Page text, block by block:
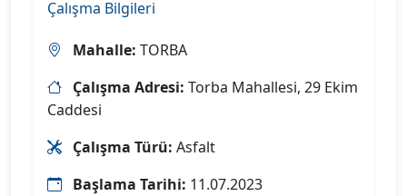
Çalışma Bilgileri
Mahalle: TORBA
Çalışma Adresi: Torba Mahallesi, 29 Ekim
Caddesi
Çalışma Türü: Asfalt
Başlama Tarihi: 11.07.2023